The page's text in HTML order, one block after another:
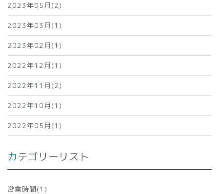
2023年05月(2)
2023年03月(1)
2023年02月(1)
2022年12月(1)
2022年11月(2)
2022年10月(1)
2022年05月(1)
カテゴリーリスト
営業時間(1)